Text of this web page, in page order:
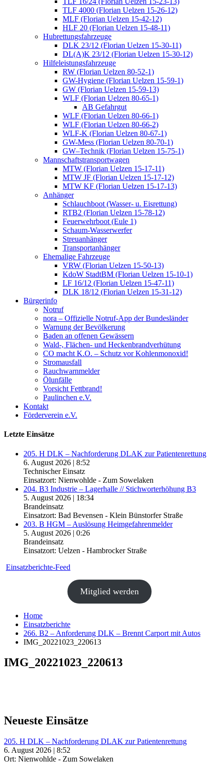
TLF 4000 (Florian Uelzen 15-26-12)
MLF (Florian Uelzen 15-42-12)
HLF 20 (Florian Uelzen 15-48-11)
Hubrettungsfahrzeuge
DLK 23/12 (Florian Uelzen 15-30-11)
DL(A)K 23/12 (Florian Uelzen 15-30-12)
Hilfeleistungsfahrzeuge
RW (Florian Uelzen 80-52-1)
GW-Hygiene (Florian Uelzen 15-59-1)
GW (Florian Uelzen 15-59-13)
WLF (Florian Uelzen 80-65-1)
AB Gefahrgut
WLF (Florian Uelzen 80-66-1)
WLF (Florian Uelzen 80-66-2)
WLF-K (Florian Uelzen 80-67-1)
GW-Mess (Florian Uelzen 80-70-1)
GW–Technik (Florian Uelzen 15-75-1)
Mannschaftstransportwagen
MTW (Florian Uelzen 15-17-11)
MTW JF (Florian Uelzen 15-17-12)
MTW KF (Florian Uelzen 15-17-13)
Anhänger
Schlauchboot (Wasser- u. Eisrettung)
RTB2 (Florian Uelzen 15-78-12)
Feuerwehrboot (Eule 1)
Schaum-Wasserwerfer
Streuanhänger
Transportanhänger
Ehemalige Fahrzeuge
VRW (Florian Uelzen 15-50-13)
KdoW StadtBM (Florian Uelzen 15-10-1)
LF 16/12 (Florian Uelzen 15-47-11)
DLK 18/12 (Florian Uelzen 15-31-12)
Bürgerinfo
Notruf
nora – Offizielle Notruf-App der Bundesländer
Warnung der Bevölkerung
Baden an offenen Gewässern
Wald-, Flächen- und Heckenbrandverhütung
CO macht K.O. – Schutz vor Kohlenmonoxid!
Stromausfall
Rauchwarnmelder
Ölunfälle
Vorsicht Fettbrand!
Paulinchen e.V.
Kontakt
Förderverein e.V.
Letzte Einsätze
205. H DLK – Nachforderung DLAK zur Patientenrettung
6. August 2026 | 8:52
Technischer Einsatz
Einsatzort: Nienwohlde - Zum Sowelaken
204. B3 Industrie – Lagerhalle // Stichworterhöhung B3
5. August 2026 | 18:34
Brandeinsatz
Einsatzort: Bad Bevensen - Klein Bünstorfer Straße
203. B HGM – Auslösung Heimgefahrenmelder
5. August 2026 | 0:26
Brandeinsatz
Einsatzort: Uelzen - Hambrocker Straße
Einsatzberichte-Feed
Mitglied werden
Home
Einsatzberichte
266. B2 – Anforderung DLK – Brennt Carport mit Autos
IMG_20221023_220613
IMG_20221023_220613
Neueste Einsätze
205. H DLK – Nachforderung DLAK zur Patientenrettung
6. August 2026 | 8:52
Ort: Nienwohlde - Zum Sowelaken